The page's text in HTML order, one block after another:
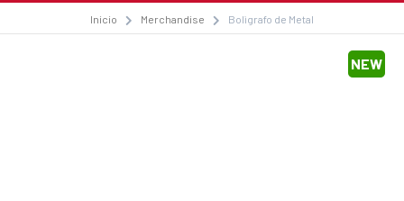
Inicio Merchandise Bolìgrafo de Metal
NEW